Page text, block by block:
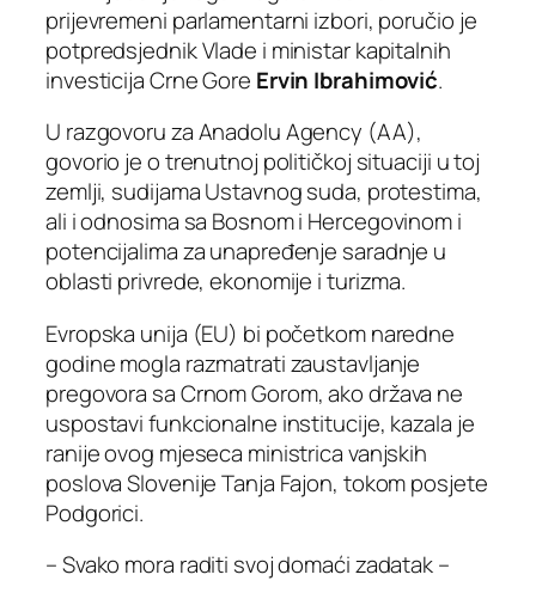
prijevremeni parlamentarni izbori, poručio je
potpredsjednik Vlade i ministar kapitalnih
investicija Crne Gore Ervin Ibrahimović.
U razgovoru za Anadolu Agency (AA),
govorio je o trenutnoj političkoj situaciji u toj
zemlji, sudijama Ustavnog suda, protestima,
ali i odnosima sa Bosnom i Hercegovinom i
potencijalima za unapređenje saradnje u
oblasti privrede, ekonomije i turizma.
Evropska unija (EU) bi početkom naredne
godine mogla razmatrati zaustavljanje
pregovora sa Crnom Gorom, ako država ne
uspostavi funkcionalne institucije, kazala je
ranije ovog mjeseca ministrica vanjskih
poslova Slovenije Tanja Fajon, tokom posjete
Podgorici.
– Svako mora raditi svoj domaći zadatak –